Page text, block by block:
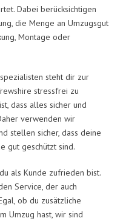
Dabei berücksichtigen
die Menge an Umzugsgut
Montage oder
steht dir zur
stressfrei zu
dass alles sicher und
verwenden wir
stellen sicher, dass deine
gut geschützt sind.
als Kunde zufrieden bist.
Service, der auch
ob du zusätzliche
Umzug hast, wir sind